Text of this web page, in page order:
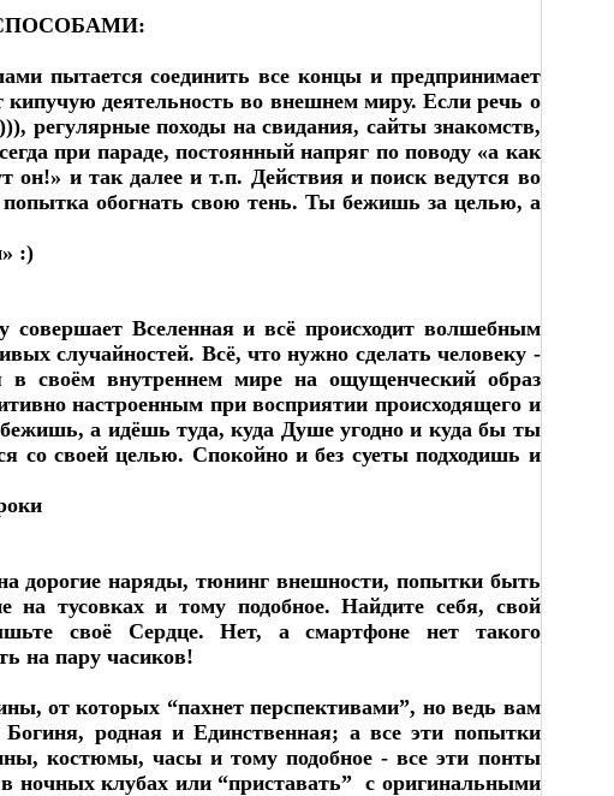
СПОСОБАМИ:
пытается соединить все концы и предпринимает
кипучую деятельность во внешнем миру. Если речь о
регулярные походы на свидания, сайты знакомств,
при параде, постоянный напряг по поводу «а как
и так далее и т.п. Действия и поиск ведутся во
обогнать свою тень. Ты бежишь за целью, а
:)
Вселенная и всё происходит волшебным
случайностей. Всё, что нужно сделать человеку -
в своём внутреннем мире на ощущенческий образ
настроенным при восприятии происходящего и
а идёшь туда, куда Душе угодно и куда бы ты
со своей целью. Спокойно и без суеты подходишь и
дорогие наряды, тюнинг внешности, попытки быть
на тусовках и тому подобное. Найдите себя, свой
своё Сердце. Нет, а смартфоне нет такого
на пару часиков!
от которых “пахнет перспективами”, но ведь вам
родная и Единственная; а все эти попытки
костюмы, часы и тому подобное - все эти понты
ночных клубах или “приставать” с оригинальными